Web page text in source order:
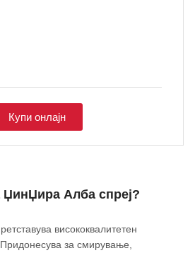
Купи онлајн
Алба спреј?
висококвалитетен
за смирување,